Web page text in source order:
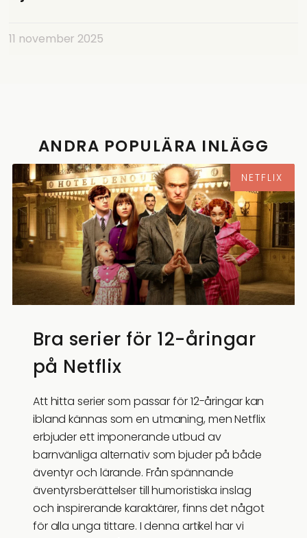
11 november 2025
ANDRA POPULÄRA INLÄGG
NETFLIX
Bra serier för 12-åringar
på Netflix
Att hitta serier som passar för 12-åringar kan
ibland kännas som en utmaning, men Netflix
erbjuder ett imponerande utbud av
barnvänliga alternativ som bjuder på både
äventyr och lärande. Från spännande
äventyrsberättelser till humoristiska inslag
och inspirerande karaktärer, finns det något
för alla unga tittare. I denna artikel har vi